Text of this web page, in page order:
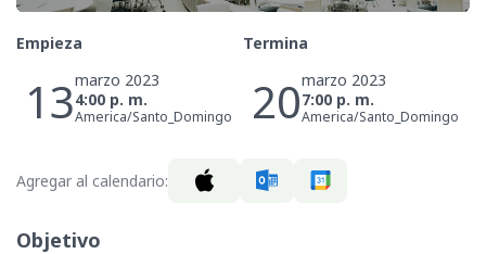
Empieza
13marzo 2023
4:00 p. m.
America/Santo_Domingo
Termina
20marzo 2023
7:00 p. m.
America/Santo_Domingo
Agregar al calendario:
Objetivo